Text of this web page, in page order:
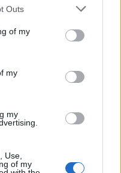
one or more Google
You may click to
its third-party tags to
in below Google
Outs
of my
my
my
Use,
of my
il numero che si
e il segnale
giorno si superano
per ottenerli si
scende.
specifici ed
il numero di